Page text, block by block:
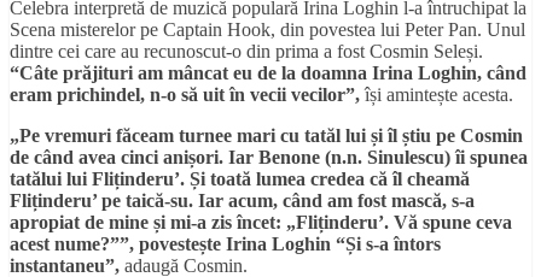
Celebra interpretă de muzică populară Irina Loghin l-a întruchipat la
Scena misterelor pe Captain Hook, din povestea lui Peter Pan. Unul
dintre cei care au recunoscut-o din prima a fost Cosmin Seleși.
“Câte prăjituri am mâncat eu de la doamna Irina Loghin, când
eram prichindel, n-o să uit în vecii vecilor”,își amintește acesta.
„Pe vremuri făceam turnee mari cu tatăl lui și îl știu pe Cosmin
de când avea cinci anișori. Iar Benone (n.n. Sinulescu) îi spunea
tatălui lui Fliținderu’. Și toată lumea credea că îl cheamă
Fliținderu’ pe taică-su. Iar acum, când am fost mască, s-a
apropiat de mine și mi-a zis încet: „Fliținderu’. Vă spune ceva
acest nume?””, povestește Irina Loghin “Și s-a întors
instantaneu”, adaugă Cosmin.